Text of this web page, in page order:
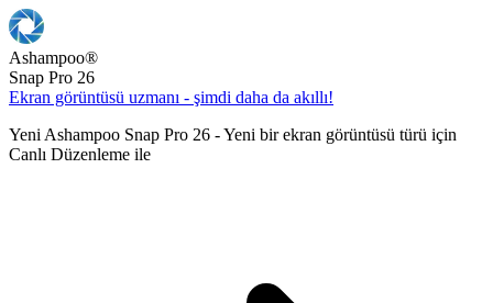
Ashampoo®
Snap Pro 26
Ekran görüntüsü uzmanı - şimdi daha da akıllı!
Yeni Ashampoo Snap Pro 26 - Yeni bir ekran görüntüsü türü için
Canlı Düzenleme ile